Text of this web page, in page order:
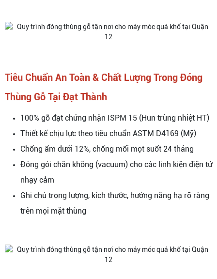
Tiêu Chuẩn An Toàn & Chất Lượng Trong Đóng
Thùng Gỗ Tại Đạt Thành
100% gỗ đạt chứng nhận ISPM 15 (Hun trùng nhiệt HT)
Thiết kế chịu lực theo tiêu chuẩn ASTM D4169 (Mỹ)
Chống ẩm dưới 12%, chống mối mọt suốt 24 tháng
Đóng gói chân không (vacuum) cho các linh kiện điện tử
nhạy cảm
Ghi chú trọng lượng, kích thước, hướng nâng hạ rõ ràng
trên mọi mặt thùng